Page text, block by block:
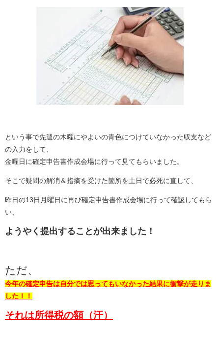
という事で先週の木曜にやよいの青色につけていなかった収支など
の入力をして、
金曜日に確定申告書作成会場に行って見てもらいました。
そこで疑問の解消＆指摘を受けた箇所を土日で必死に直して、
昨日の13日月曜日に再び確定申告書作成会場に行って確認してもら
い、
ようやく提出することが出来ました！
ただ、
今年の確定申告は自分では思ってもいなかった結果に衝撃が走りま
した！！
それは所得税の額（汗）